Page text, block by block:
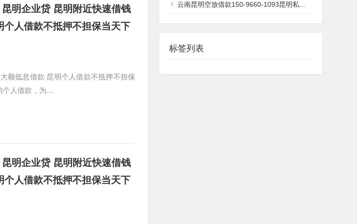
明企业贷 昆明附近快速借钱
人借款不抵押不担保当天下
低息借款 昆明个人借款不抵押不担保
个人借款，为…
明企业贷 昆明附近快速借钱
人借款不抵押不担保当天下
云南昆明空放借款150-9660-1093昆明私借短拆 昆明民间应急借款 昆明24小时借款 昆明附近快速借钱昆明私人空放借款昆明征信不好借款昆明企业大额低息空放借款 昆明借款 昆明个人借款不抵押不担保
标签列表